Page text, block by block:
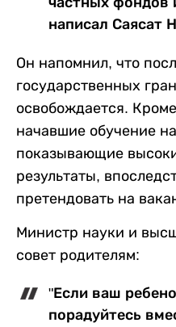
написал Саясат
Он напомнил, что
государственных
освобождается.
начавшие обучение
показывающие
результаты,
претендовать на
Министр науки и
совет родителям:
"Если ваш
порадуйтесь